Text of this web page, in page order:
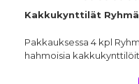
Kakkukynttilät
Pakkauksessa 4 kpl
hahmoisia